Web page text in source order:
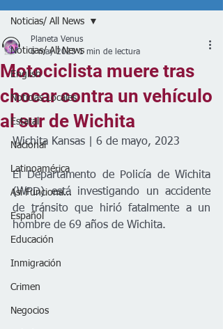
Noticias/ All News
English
Noticias Locales
Estatal
Nacional
Latinoamérica
Así Funciona...
Español
Educación
Inmigración
Crimen
Negocios
Noticias/ All News
Motociclista muere tras
chocar contra un vehículo
al sur de Wichita
Planeta Venus
6 may 2023 1 min de lectura
Wichita Kansas | 6 de mayo, 2023
El Departamento de Policía de Wichita
(WPD) está investigando un accidente
de tránsito que hirió fatalmente a un
hombre de 69 años de Wichita.